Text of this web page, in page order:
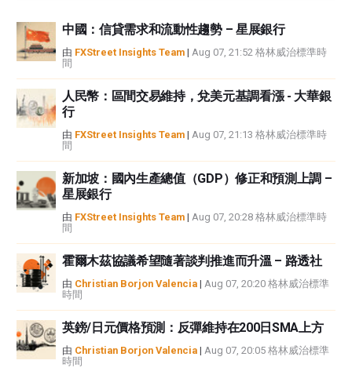
如果文章正文中沒有明確提到，在撰寫本文時，作者在本文中提到的任何股票
中都沒有頭寸，也沒有與文中提到的任何公司有業務關係。除了FXStreet，作
者沒有收到撰寫這篇文章的報酬。
FXStreet和作者不提供個性化的建議。作者對該資訊的準確性、完整性或適用
性不作任何陳述。FXStreet和作者將不承擔任何錯誤，遺漏或任何損失，傷害
或損害由此資訊及其顯示或使用引起的。錯誤和遺漏除外。本文作者和
FXStreet並非註冊投資顧問，本文內容無意提供任何投資建議。
中國：信貸需求和流動性趨勢 – 星展銀行
由 FXStreet Insights Team | Aug 07, 21:52 格林威治標準時
間
人民幣：區間交易維持，兌美元基調看漲 - 大華銀
行
由 FXStreet Insights Team | Aug 07, 21:13 格林威治標準時
間
新加坡：國內生產總值（GDP）修正和預測上調 –
星展銀行
由 FXStreet Insights Team | Aug 07, 20:28 格林威治標準時
間
霍爾木茲協議希望隨著談判推進而升溫 – 路透社
由 Christian Borjon Valencia | Aug 07, 20:20 格林威治標準
時間
英鎊/日元價格預測：反彈維持在200日SMA上方
由 Christian Borjon Valencia | Aug 07, 20:05 格林威治標準
時間